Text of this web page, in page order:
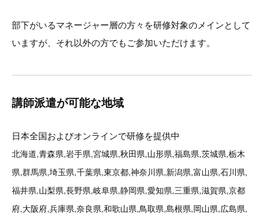
部下がいるマネージャー層の方々を研修対象のメインとして
いますが、それ以外の方でもご参加いただけます。
講師派遣が可能な地域
日本全国およびオンラインで研修を提供中
北海道,青森県,岩手県,宮城県,秋田県,山形県,福島県,茨城県,栃木
県,群馬県,埼玉県,千葉県,東京都,神奈川県,新潟県,富山県,石川県,
福井県,山梨県,長野県,岐阜県,静岡県,愛知県,三重県,滋賀県,京都
府,大阪府,兵庫県,奈良県,和歌山県,鳥取県,島根県,岡山県,広島県,